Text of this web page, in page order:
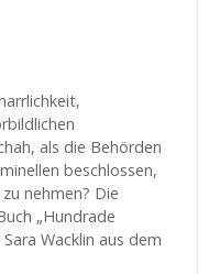
als die Behörden
beschlossen,
nehmen? Die
„Hundrade
Wacklin aus dem